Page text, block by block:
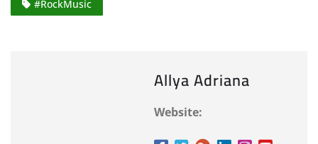
#RockMusic
Allya Adriana
Website: